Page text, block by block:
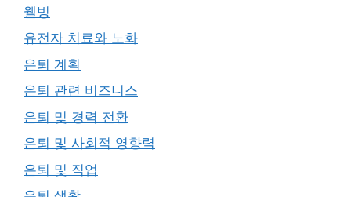
웰빙
유전자 치료와 노화
은퇴 계획
은퇴 관련 비즈니스
은퇴 및 경력 전환
은퇴 및 사회적 영향력
은퇴 및 직업